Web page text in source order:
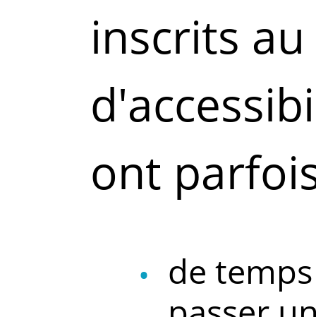
inscrits au
ont
de